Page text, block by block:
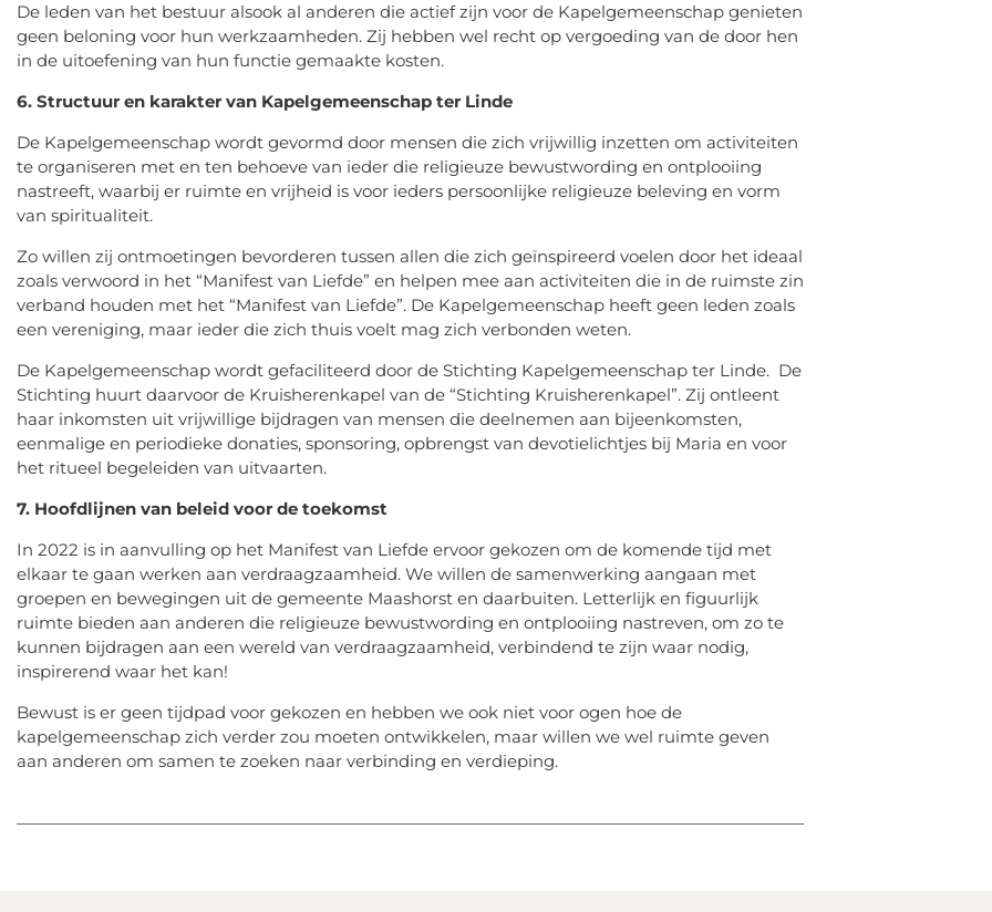
De leden van het bestuur alsook al anderen die actief zijn voor de Kapelgemeenschap genieten
geen beloning voor hun werkzaamheden. Zij hebben wel recht op vergoeding van de door hen
in de uitoefening van hun functie gemaakte kosten.
6. Structuur en karakter van Kapelgemeenschap ter Linde
De Kapelgemeenschap wordt gevormd door mensen die zich vrijwillig inzetten om activiteiten
te organiseren met en ten behoeve van ieder die religieuze bewustwording en ontplooiing
nastreeft, waarbij er ruimte en vrijheid is voor ieders persoonlijke religieuze beleving en vorm
van spiritualiteit.
Zo willen zij ontmoetingen bevorderen tussen allen die zich geïnspireerd voelen door het ideaal
zoals verwoord in het “Manifest van Liefde” en helpen mee aan activiteiten die in de ruimste zin
verband houden met het “Manifest van Liefde”. De Kapelgemeenschap heeft geen leden zoals
een vereniging, maar ieder die zich thuis voelt mag zich verbonden weten.
De Kapelgemeenschap wordt gefaciliteerd door de Stichting Kapelgemeenschap ter Linde. De
Stichting huurt daarvoor de Kruisherenkapel van de “Stichting Kruisherenkapel”. Zij ontleent
haar inkomsten uit vrijwillige bijdragen van mensen die deelnemen aan bijeenkomsten,
eenmalige en periodieke donaties, sponsoring, opbrengst van devotielichtjes bij Maria en voor
het ritueel begeleiden van uitvaarten.
7. Hoofdlijnen van beleid voor de toekomst
In 2022 is in aanvulling op het Manifest van Liefde ervoor gekozen om de komende tijd met
elkaar te gaan werken aan verdraagzaamheid. We willen de samenwerking aangaan met
groepen en bewegingen uit de gemeente Maashorst en daarbuiten. Letterlijk en figuurlijk
ruimte bieden aan anderen die religieuze bewustwording en ontplooiing nastreven, om zo te
kunnen bijdragen aan een wereld van verdraagzaamheid, verbindend te zijn waar nodig,
inspirerend waar het kan!
Bewust is er geen tijdpad voor gekozen en hebben we ook niet voor ogen hoe de
kapelgemeenschap zich verder zou moeten ontwikkelen, maar willen we wel ruimte geven
aan anderen om samen te zoeken naar verbinding en verdieping.